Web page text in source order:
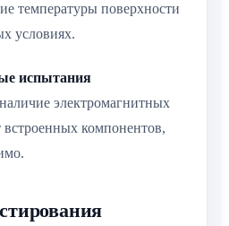
температуры поверхности
условиях.
испытания
электромагнитных
встроенных компонентов,